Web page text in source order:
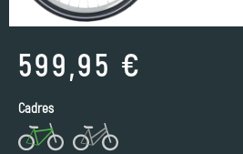
599,95 €
Cadres